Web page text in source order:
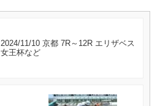
2024/11/10 京都 7R～12R エリザベス
女王杯など